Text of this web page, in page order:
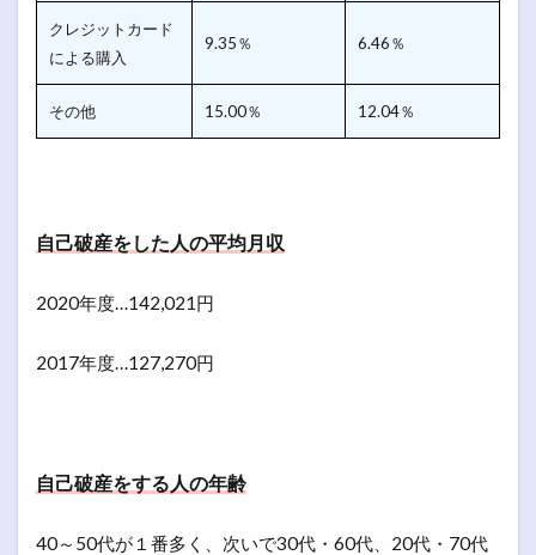
クレジットカード
による購入
9.35％ 6.46％
その他 15.00％ 12.04％
自己破産をした人の平均月収
2020年度…142,021円
2017年度…127,270円
自己破産をする人の年齢
40～50代が１番多く、次いで30代・60代、20代・70代